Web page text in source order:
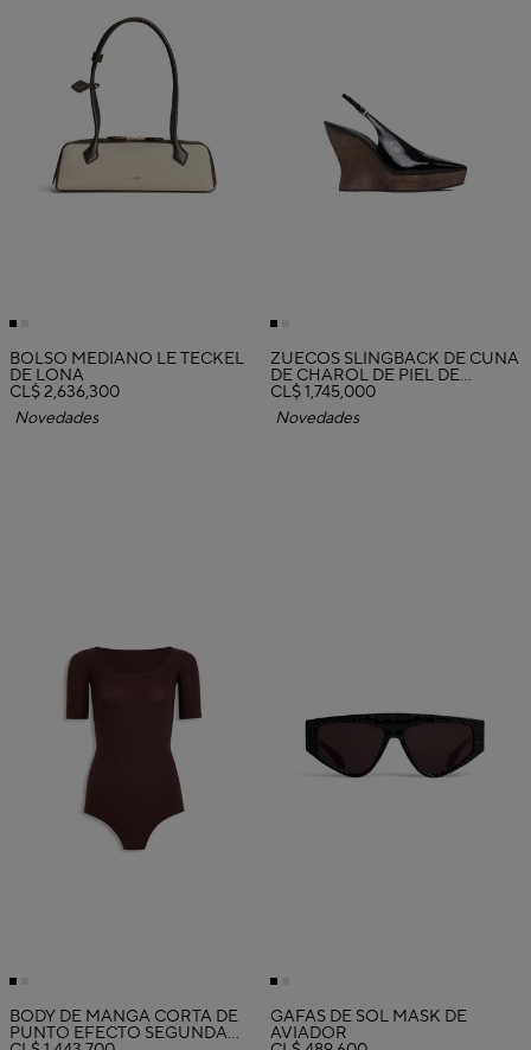
BOLSO MEDIANO LE TECKEL
DE LONA
CL$ 2,636,300
Novedades
ZUECOS SLINGBACK DE CUÑA
DE CHAROL DE PIEL DE
BECERRO
CL$ 1,745,000
Novedades
BODY DE MANGA CORTA DE
PUNTO EFECTO SEGUNDA
GAFAS DE SOL MASK DE
AVIADOR